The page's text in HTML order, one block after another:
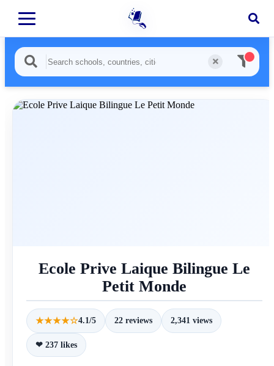
Ecole Prive Laique Bilingue Le
Petit Monde
★★★★☆4.1/5 22 reviews 2,341 views
❤ 237 likes